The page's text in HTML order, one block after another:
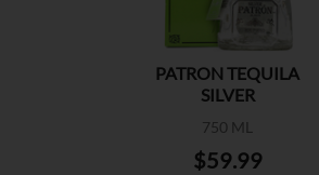
PATRON TEQUILA
SILVER
750 ML
$59.99